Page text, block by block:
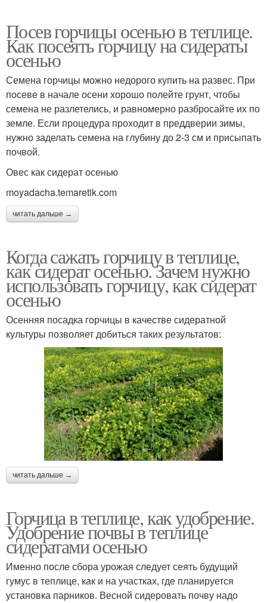
Посев горчицы осенью в теплице.
Как посеять горчицу на сидераты
осенью
Семена горчицы можно недорого купить на развес. При
посеве в начале осени хорошо полейте грунт, чтобы
семена не разлетелись, и равномерно разбросайте их по
земле. Если процедура проходит в преддверии зимы,
нужно заделать семена на глубину до 2-3 см и присыпать
почвой.
Овес как сидерат осенью
moyadacha.temaretik.com
читать дальше →
Когда сажать горчицу в теплице,
как сидерат осенью. Зачем нужно
использовать горчицу, как сидерат
осенью
Осенняя посадка горчицы в качестве сидератной
культуры позволяет добиться таких результатов:
читать дальше →
Горчица в теплице, как удобрение.
Удобрение почвы в теплице
сидератами осенью
Именно после сбора урожая следует сеять будущий
гумус в теплице, как и на участках, где планируется
установка парников. Весной сидеровать почву надо